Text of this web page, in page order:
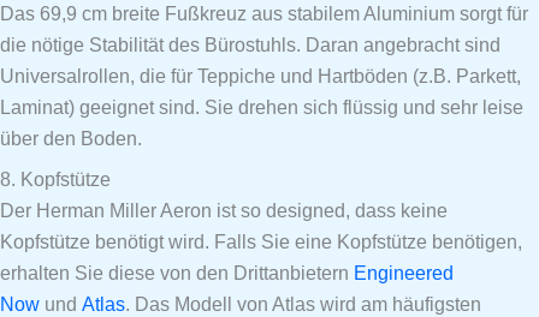
Das 69,9 cm breite Fußkreuz aus stabilem Aluminium sorgt für
die nötige Stabilität des Bürostuhls. Daran angebracht sind
Universalrollen, die für Teppiche und Hartböden (z.B. Parkett,
Laminat) geeignet sind. Sie drehen sich flüssig und sehr leise
über den Boden.
8. Kopfstütze
Der Herman Miller Aeron ist so designed, dass keine
Kopfstütze benötigt wird. Falls Sie eine Kopfstütze benötigen,
erhalten Sie diese von den Drittanbietern Engineered
Now und Atlas. Das Modell von Atlas wird am häufigsten